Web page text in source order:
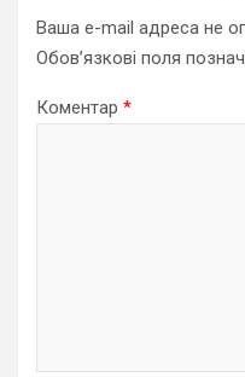
Ваша e-mail адреса не
Обов’язкові поля
Коментар *